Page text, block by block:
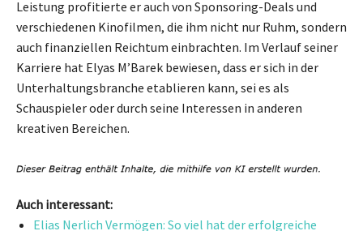
Leistung profitierte er auch von Sponsoring-Deals und
verschiedenen Kinofilmen, die ihm nicht nur Ruhm, sondern
auch finanziellen Reichtum einbrachten. Im Verlauf seiner
Karriere hat Elyas M’Barek bewiesen, dass er sich in der
Unterhaltungsbranche etablieren kann, sei es als
Schauspieler oder durch seine Interessen in anderen
kreativen Bereichen.
Auch interessant:
Elias Nerlich Vermögen: So viel hat der erfolgreiche